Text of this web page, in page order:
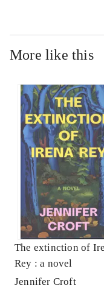
More like this
The extinction of
Rey : a novel
Jennifer Croft